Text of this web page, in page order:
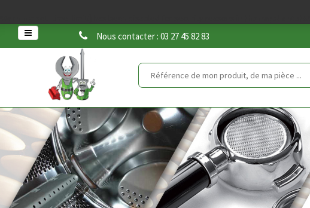
Nous contacter : 03 27 45 82 83